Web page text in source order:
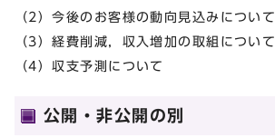
（2）今後のお客様の動向見込みについて
（3）経費削減，収入増加の取組について
（4）収支予測について
公開・非公開の別